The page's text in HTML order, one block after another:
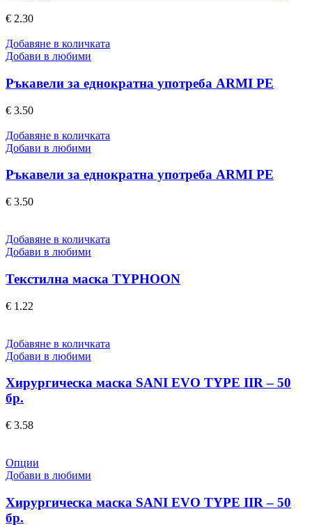
€ 2.30
Добавяне в количката
Добави в любими
Ръкавели за еднократна употреба ARMI PE
€ 3.50
Добавяне в количката
Добави в любими
Ръкавели за еднократна употреба ARMI PE
€ 3.50
Добавяне в количката
Добави в любими
Текстилна маска TYPHOON
€ 1.22
Добавяне в количката
Добави в любими
Хирургическа маска SANI EVO TYPE IIR – 50
бр.
€ 3.58
Опции
product
multiple
variants.
Добави в любими
Хирургическа маска SANI EVO TYPE IIR – 50
бр.